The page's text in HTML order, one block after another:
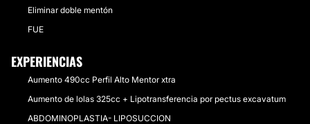
Eliminar doble mentón
FUE
EXPERIENCIAS
Aumento 490cc Perfil Alto Mentor xtra
Aumento de lolas 325cc + Lipotransferencia por pectus excavatum
ABDOMINOPLASTIA- LIPOSUCCION